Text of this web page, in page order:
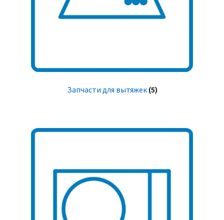
Запчасти для вытяжек (5)